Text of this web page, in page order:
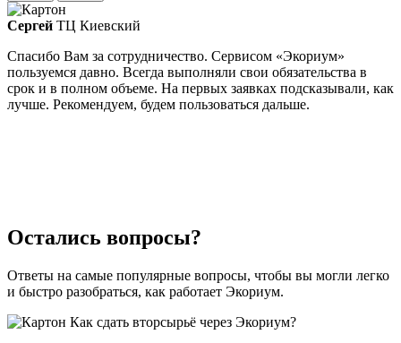
Сергей ТЦ Киевский
Спасибо Вам за сотрудничество. Сервисом «Экориум»
пользуемся давно. Всегда выполняли свои обязательства в
срок и в полном объеме. На первых заявках подсказывали, как
лучше. Рекомендуем, будем пользоваться дальше.
Остались вопросы?
Ответы на самые популярные вопросы, чтобы вы могли легко
и быстро разобраться, как работает Экориум.
Как сдать вторсырьё через Экориум?